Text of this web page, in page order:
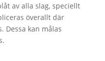
av alla slag, speciellt
överallt där
Dessa kan målas